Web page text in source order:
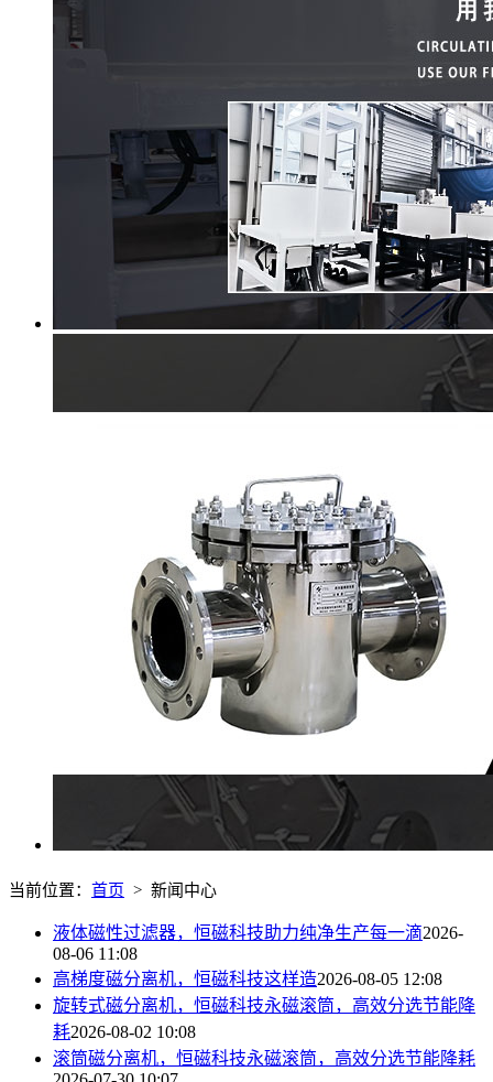
当前位置： 首页 > 新闻中心
液体磁性过滤器，恒磁科技助力纯净生产每一滴2026-
08-06 11:08
高梯度磁分离机，恒磁科技这样造2026-08-05 12:08
旋转式磁分离机，恒磁科技永磁滚筒，高效分选节能降
耗2026-08-02 10:08
滚筒磁分离机，恒磁科技永磁滚筒，高效分选节能降耗